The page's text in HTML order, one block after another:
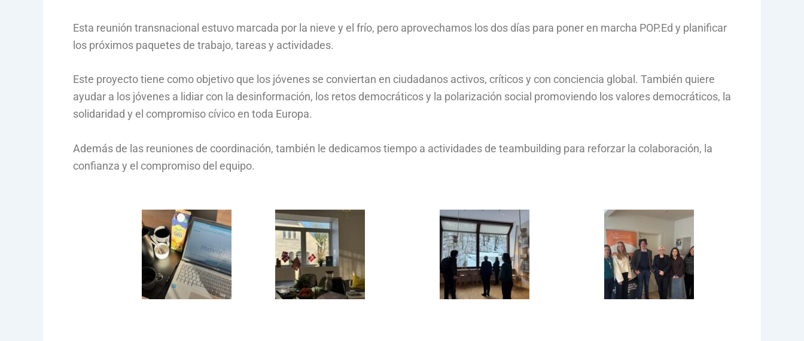
Esta reunión transnacional estuvo marcada por la nieve y el frío, pero aprovechamos los dos días para poner en marcha POP.Ed y planificar
los próximos paquetes de trabajo, tareas y actividades.
Este proyecto tiene como objetivo que los jóvenes se conviertan en ciudadanos activos, críticos y con conciencia global. También quiere
ayudar a los jóvenes a lidiar con la desinformación, los retos democráticos y la polarización social promoviendo los valores democráticos, la
solidaridad y el compromiso cívico en toda Europa.
Además de las reuniones de coordinación, también le dedicamos tiempo a actividades de teambuilding para reforzar la colaboración, la
confianza y el compromiso del equipo.